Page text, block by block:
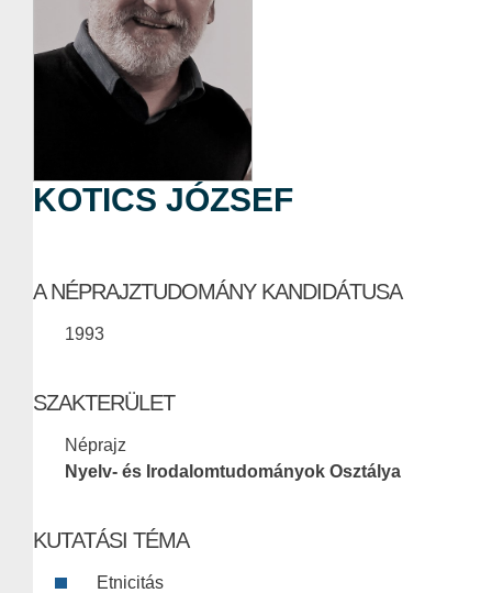
KOTICS JÓZSEF
A NÉPRAJZTUDOMÁNY KANDIDÁTUSA
1993
SZAKTERÜLET
Néprajz
Nyelv- és Irodalomtudományok Osztálya
KUTATÁSI TÉMA
Etnicitás